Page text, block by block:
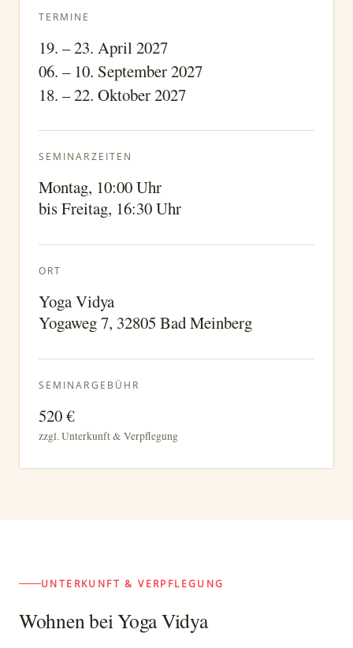
TERMINE
19. – 23. April 2027
06. – 10. September 2027
18. – 22. Oktober 2027
SEMINARZEITEN
Montag, 10:00 Uhr
bis Freitag, 16:30 Uhr
ORT
Yoga Vidya
Yogaweg 7, 32805 Bad Meinberg
SEMINARGEBÜHR
520 €
zzgl. Unterkunft & Verpflegung
UNTERKUNFT & VERPFLEGUNG
Wohnen bei Yoga Vidya